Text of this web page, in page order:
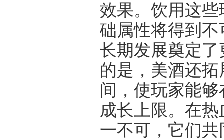
效果。饮用这
础属性将得到
长期发展奠定
的是，美酒还
间，使玩家能
成长上限。在
一不可，它们